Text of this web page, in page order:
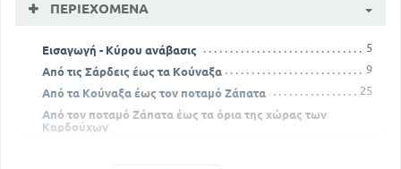
ΠΕΡΙΕΧΌΜΕΝΑ
Εισαγωγή - Κύρου ανάβασις
5
Από τις Σάρδεις έως τα Κούναξα
9
Από τα Κούναξα έως τον ποταμό Ζάπατα
25
Από τον ποταμό Ζάπατα έως τα όρια της χώρας των
Καρδούχων